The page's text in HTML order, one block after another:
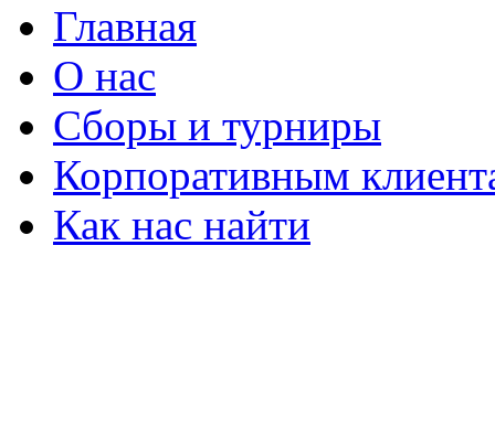
Главная
О нас
Сборы и турниры
Корпоративным
Как нас найти